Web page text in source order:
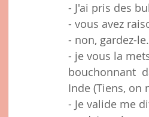
- J'ai pris des
- vous avez
- non, gardez-le.
- je vous la
bouchonnant
Inde (Tiens, on
- Je valide me